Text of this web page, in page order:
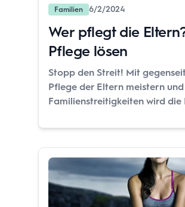
Familien 6/2/2024
Wer pflegt die
Pflege lösen
Stopp den Streit! Mit
Pflege der Eltern meistern
Familienstreitigkeiten wird